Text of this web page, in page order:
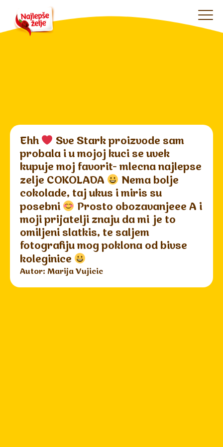
Ehh
Sve Stark proizvode sam
probala i u mojoj kuci se uvek
kupuje moj favorit- mlecna najlepse
zelje COKOLADA
Nema bolje
cokolade, taj ukus i miris su
posebni
Prosto obozavanjeee A i
moji prijatelji znaju da mi je to
omiljeni slatkis, te saljem
fotografiju mog poklona od bivse
koleginice
Autor: Marija Vujicic